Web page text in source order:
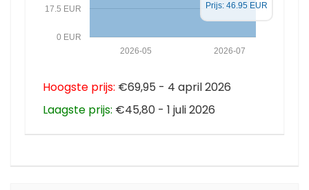
0 EUR
17.5 EUR
2026-07
2026-05
Prijs: 46.95 EUR
Hoogste prijs: €69,95 - 4 april 2026
Laagste prijs: €45,80 - 1 juli 2026